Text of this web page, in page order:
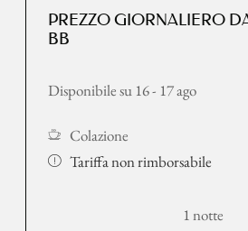
PREZZO GIORNALIERO
BB
Disponibile su 16 - 17 ago
Colazione
Tariffa non rimborsabile
1 notte